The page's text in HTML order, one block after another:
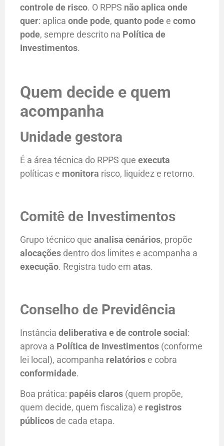
controle de risco. O RPPS não aplica onde
quer: aplica onde pode, quanto pode e como
pode, sempre descrito na Política de
Investimentos.
Quem decide e quem
acompanha
Unidade gestora
É a área técnica do RPPS que executa
políticas e monitora risco, liquidez e retorno.
Comitê de Investimentos
Grupo técnico que analisa cenários, propõe
alocações dentro dos limites e acompanha a
execução. Registra tudo em atas.
Conselho de Previdência
Instância deliberativa e de controle social:
aprova a Política de Investimentos (conforme
lei local), acompanha relatórios e cobra
conformidade.
Boa prática: papéis claros (quem propõe,
quem decide, quem fiscaliza) e registros
públicos de cada etapa.